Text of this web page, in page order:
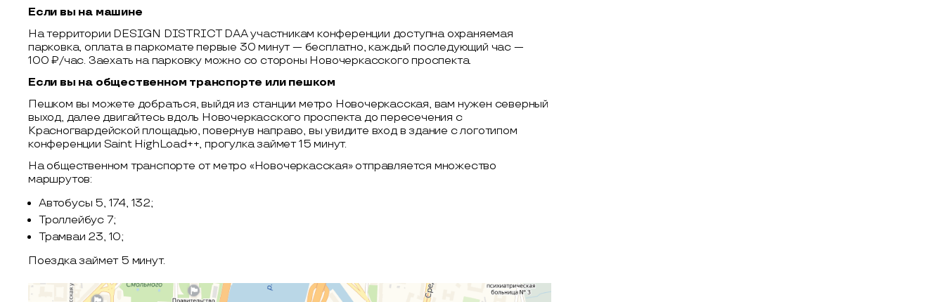
Если вы на машине
На территории DESIGN DISTRICT DAA участникам конференции доступна охраняемая
парковка, оплата в паркомате первые 30 минут — бесплатно, каждый последующий час —
100 ₽/час. Заехать на парковку можно со стороны Новочеркасского проспекта.
Если вы на общественном транспорте или пешком
Пешком вы можете добраться, выйдя из станции метро Новочеркасская, вам нужен северный
выход, далее двигайтесь вдоль Новочеркасского проспекта до пересечения с
Красногвардейской площадью, повернув направо, вы увидите вход в здание с логотипом
конференции Saint HighLoad++, прогулка займет 15 минут.
На общественном транспорте от метро «Новочеркасская» отправляется множество
маршрутов:
Автобусы 5, 174, 132;
Троллейбус 7;
Трамваи 23, 10;
Поездка займет 5 минут.